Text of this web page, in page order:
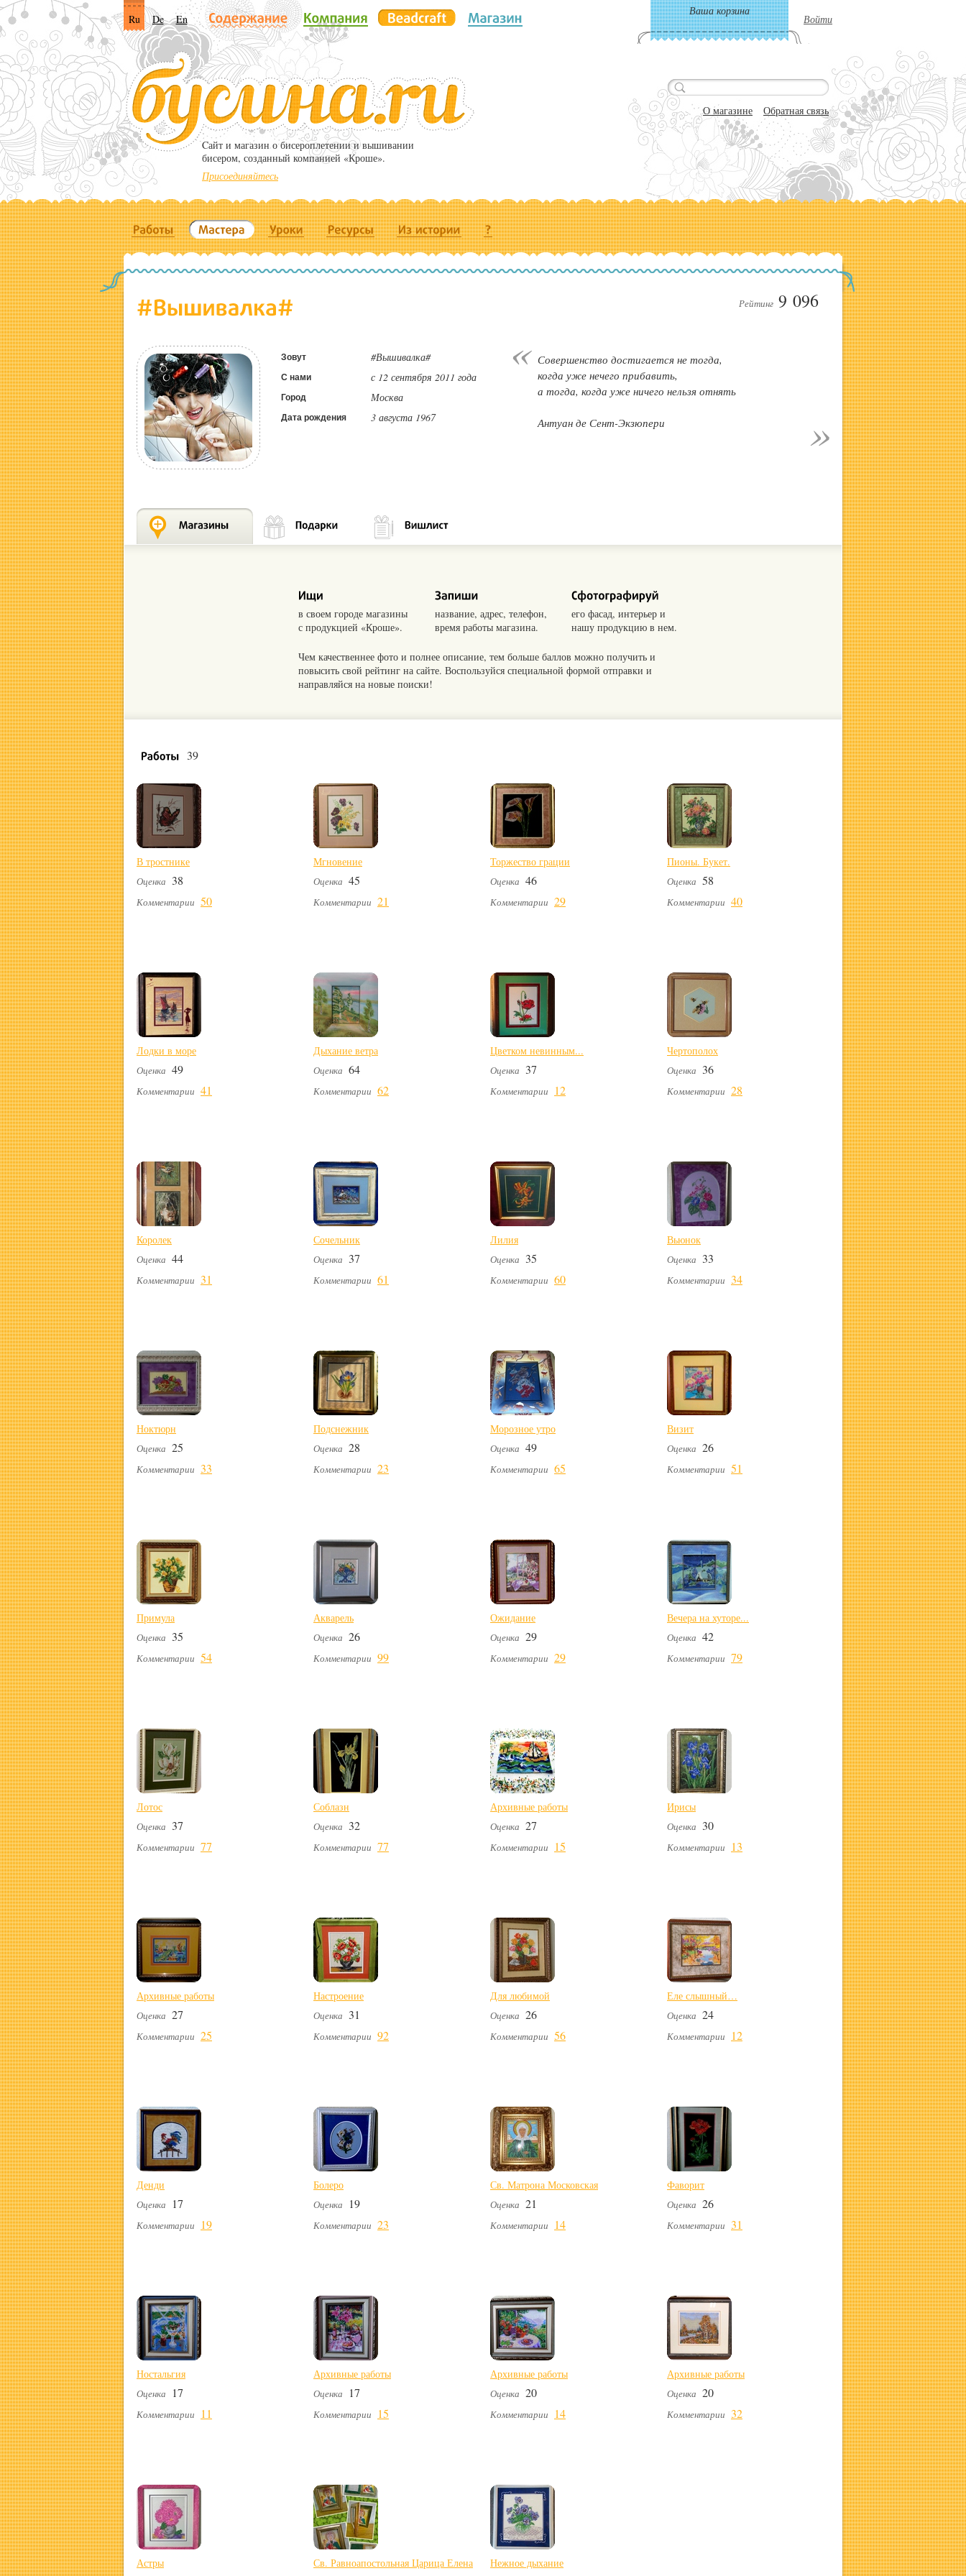
Ru De En
Ваша корзина
Войти
Cайт и магазин о бисероплетении и вышивании
бисером, созданный компанией «Кроше».
Присоединяйтесь
О магазине Обратная связь
Рейтинг 9 096
Зовут #Вышивалка#
С нами с 12 сентября 2011 года
Город Москва
Дата рождения 3 августа 1967
Совершенство достигается не тогда,
когда уже нечего прибавить,
а тогда, когда уже ничего нельзя отнять
Антуан де Сент-Экзюпери
в своем городе магазины
с продукцией «Кроше».
название, адрес, телефон,
время работы магазина.
его фасад, интерьер и
нашу продукцию в нем.
Чем качественнее фото и полнее описание, тем больше баллов можно получить и
повысить свой рейтинг на сайте. Воспользуйся специальной формой отправки и
направляйся на новые поиски!
39
В тростнике
Оценка 38
Комментарии 50
Мгновение
Оценка 45
Комментарии 21
Торжество грации
Оценка 46
Комментарии 29
Пионы. Букет.
Оценка 58
Комментарии 40
Лодки в море
Оценка 49
Комментарии 41
Дыхание ветра
Оценка 64
Комментарии 62
Цветком невинным...
Оценка 37
Комментарии 12
Чертополох
Оценка 36
Комментарии 28
Королек
Оценка 44
Комментарии 31
Сочельник
Оценка 37
Комментарии 61
Лилия
Оценка 35
Комментарии 60
Вьюнок
Оценка 33
Комментарии 34
Ноктюрн
Оценка 25
Комментарии 33
Подснежник
Оценка 28
Комментарии 23
Морозное утро
Оценка 49
Комментарии 65
Визит
Оценка 26
Комментарии 51
Примула
Оценка 35
Комментарии 54
Акварель
Оценка 26
Комментарии 99
Ожидание
Оценка 29
Комментарии 29
Вечера на хуторе...
Оценка 42
Комментарии 79
Лотос
Оценка 37
Комментарии 77
Соблазн
Оценка 32
Комментарии 77
Архивные работы
Оценка 27
Комментарии 15
Ирисы
Оценка 30
Комментарии 13
Архивные работы
Оценка 27
Комментарии 25
Настроение
Оценка 31
Комментарии 92
Для любимой
Оценка 26
Комментарии 56
Еле слышный…
Оценка 24
Комментарии 12
Денди
Оценка 17
Комментарии 19
Болеро
Оценка 19
Комментарии 23
Св. Матрона Московская
Оценка 21
Комментарии 14
Фаворит
Оценка 26
Комментарии 31
Ностальгия
Оценка 17
Комментарии 11
Архивные работы
Оценка 17
Комментарии 15
Архивные работы
Оценка 20
Комментарии 14
Архивные работы
Оценка 20
Комментарии 32
Астры Св. Равноапостольная Царица Елена Нежное дыхание